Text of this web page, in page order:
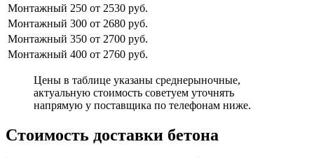
Монтажный 250 от 2530 руб.
Монтажный 300 от 2680 руб.
Монтажный 350 от 2700 руб.
Монтажный 400 от 2760 руб.
Цены в таблице указаны среднерыночные,
актуальную стоимость советуем уточнять
напрямую у поставщика по телефонам ниже.
Стоимость доставки бетона